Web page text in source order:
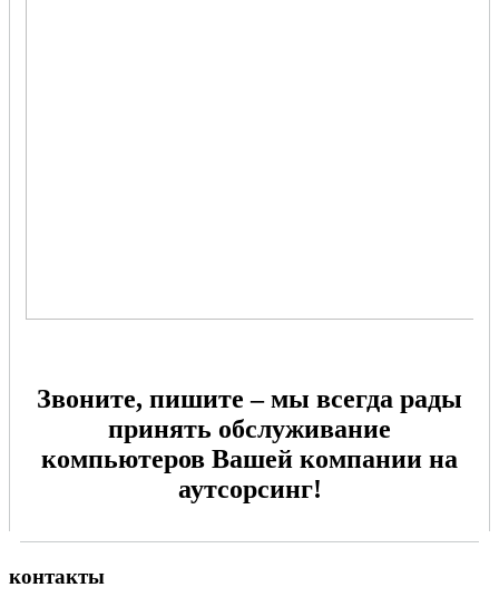
Звоните, пишите – мы всегда рады
принять обслуживание
компьютеров Вашей компании на
аутсорсинг!
контакты